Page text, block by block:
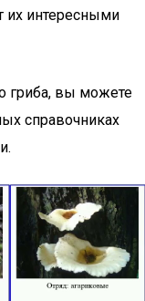
их интересными
гриба, вы можете
справочниках